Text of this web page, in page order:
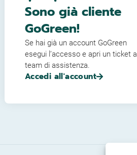
Sono già cliente
GoGreen!
Se hai già un account GoGreen
esegui l’accesso e apri un ticket al
team di assistenza.
Accedi all'account